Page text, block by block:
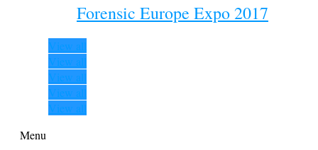
Forensic Europe Expo 2017
View all
View all
View all
View all
View all
Menu